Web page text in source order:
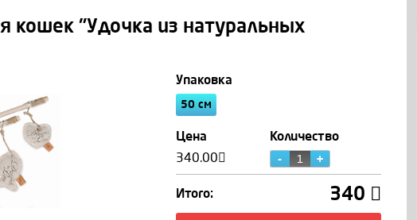
кошек "Удочка из натуральных
Упаковка
50 см
Цена
340.00
Количество
Итого: 340